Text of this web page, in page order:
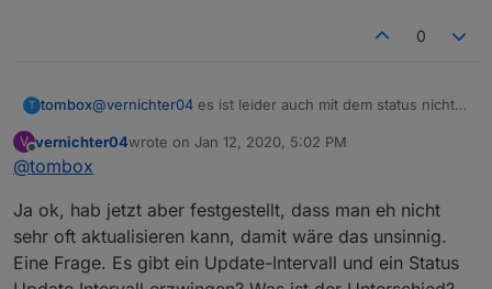
0
T tombox@vernichter04 es ist leider auch mit dem status nicht
Heizung ein. Der Adapter aktualisiert und bekommt
dann korrekt als An dargestellt. Ohne ein Status wird
gestartet wird das schwer zu realisieren.
V
Offline
vernichter04wrote on Jan 12, 2020, 5:02 PM
last edited by
@tombox
Ja ok, hab jetzt aber festgestellt, dass man eh nicht
sehr oft aktualisieren kann, damit wäre das unsinnig.
Eine Frage. Es gibt ein Update-Intervall und ein Status